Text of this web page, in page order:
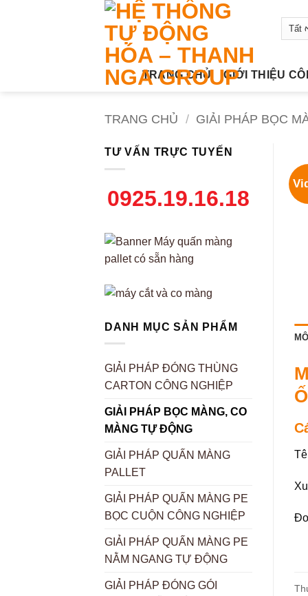
TRANG CHỦ
GIỚI THIỆU
TRANG CHỦ / GIẢI PHÁP BỌC
TƯ VẤN TRỰC TUYẾN
0925.19.16.18
DANH MỤC SẢN PHẨM
GIẢI PHÁP ĐÓNG THÙNG
CARTON CÔNG NGHIỆP
GIẢI PHÁP BỌC MÀNG, CO
MÀNG TỰ ĐỘNG
GIẢI PHÁP QUẤN MÀNG
PALLET
GIẢI PHÁP QUẤN MÀNG PE
BỌC CUỘN CÔNG NGHIỆP
GIẢI PHÁP QUẤN MÀNG PE
NẰM NGANG TỰ ĐỘNG
GIẢI PHÁP ĐÓNG GÓI